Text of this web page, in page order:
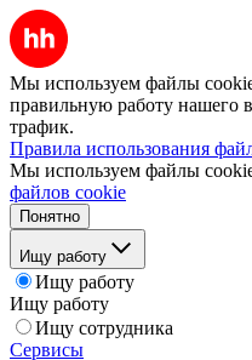
Мы используем файлы
правильную работу нашего
трафик.
Правила использования
Мы используем файлы
файлов cookie
Понятно
Ищу работу
Ищу работу
Ищу работу
Ищу сотрудника
Сервисы